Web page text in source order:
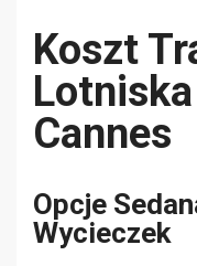
Koszt
Cannes
Opcje
Wycieczek